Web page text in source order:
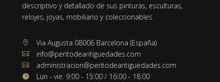
descriptivo y detallado de sus pinturas, esculturas,
relojes, joyas, mobiliario y coleccionables.
 Via Augusta 08006 Barcelona (España)
 info@peritodeantiguedades.com
 administracion@peritodeantiguedades.com
 Lun - vie. 9:00 - 15:00 / 16:00 - 18:00